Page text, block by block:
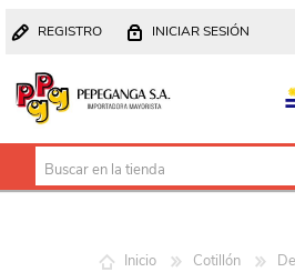
REGISTRO INICIAR SESIÓN
Inicio Cotillón